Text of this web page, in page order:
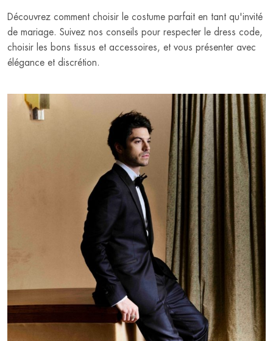
Découvrez comment choisir le costume parfait en tant qu'invité
de mariage. Suivez nos conseils pour respecter le dress code,
choisir les bons tissus et accessoires, et vous présenter avec
élégance et discrétion.